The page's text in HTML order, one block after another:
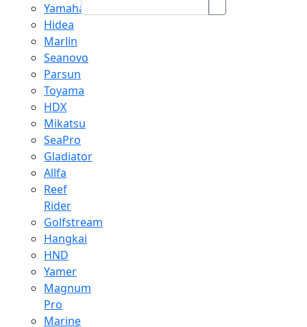
Yamaha
Hidea
Marlin
Seanovo
Parsun
Toyama
HDX
Mikatsu
SeaPro
Gladiator
Allfa
Reef
Rider
Golfstream
Hangkai
HND
Yamer
Magnum
Pro
Marine